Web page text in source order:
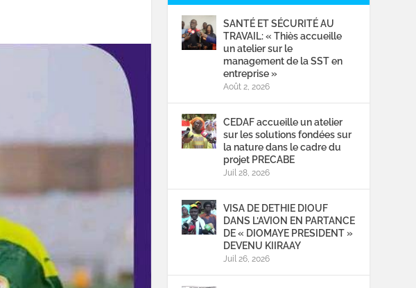
SANTÉ ET SÉCURITÉ AU
TRAVAIL: « Thiès accueille
un atelier sur le
management de la SST en
entreprise »
Août 2, 2026
CEDAF accueille un atelier
sur les solutions fondées sur
la nature dans le cadre du
projet PRECABE
Juil 28, 2026
VISA DE DETHIE DIOUF
DANS L’AVION EN PARTANCE
DE « DIOMAYE PRESIDENT »
DEVENU KIIRAAY
Juil 26, 2026